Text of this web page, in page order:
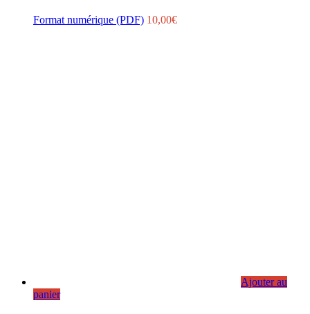
Format numérique (PDF) 10,00€
Ajouter au
panier